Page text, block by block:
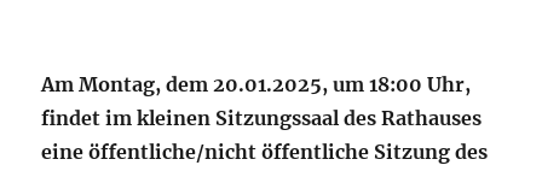
Am Montag, dem 20.01.2025, um 18:00 Uhr,
findet im kleinen Sitzungssaal des Rathauses
eine öffentliche/nicht öffentliche Sitzung des